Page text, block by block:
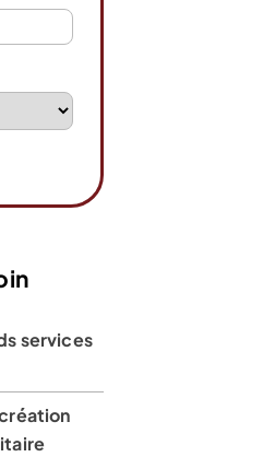
services